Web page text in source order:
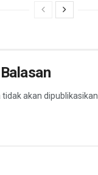
akan dipublikasikan.